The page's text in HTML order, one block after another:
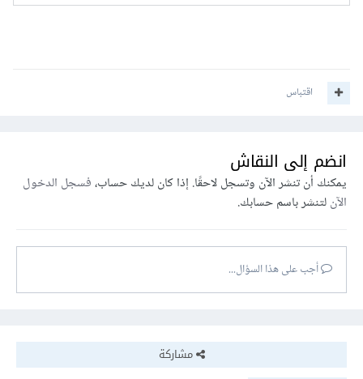
اقتباس
انضم إلى النقاش
يمكنك أن تنشر الآن وتسجل لاحقًا. إذا كان لديك حساب،فسجل الدخول
الآنلتنشر باسم حسابك.
أجب على هذا السؤال...
مشاركة